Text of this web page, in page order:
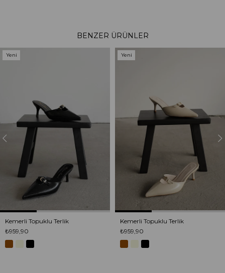
BENZER ÜRÜNLER
Kemerli Topuklu Terlik
₺959,90
Yeni
Kemerli Topuklu Terlik
₺959,90
Yeni